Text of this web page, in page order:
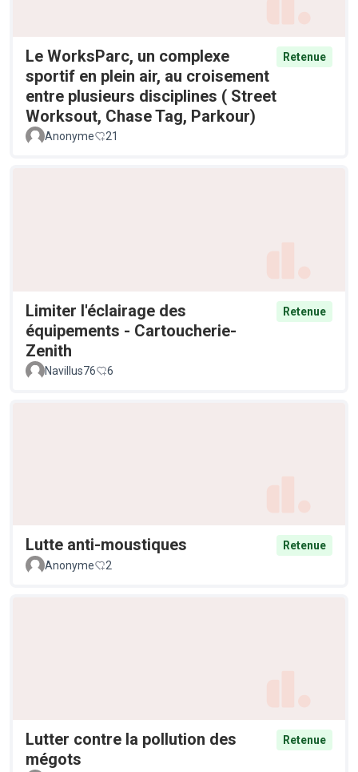
Le WorksParc, un complexe
sportif en plein air, au croisement
entre plusieurs disciplines ( Street
Worksout, Chase Tag, Parkour)
Retenue
Anonyme 21
Limiter l'éclairage des
équipements - Cartoucherie-
Zenith
Retenue
Navillus76 6
Lutte anti-moustiques
Retenue
Anonyme
2
Lutter contre la pollution des
mégots
Retenue